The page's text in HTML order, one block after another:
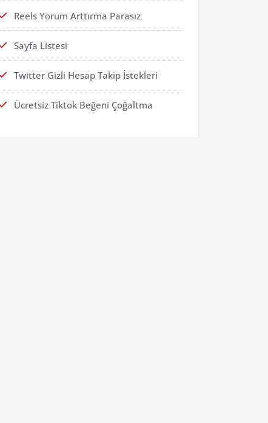
Reels Yorum Arttırma Parasız
Sayfa Listesi
Twitter Gizli Hesap Takip İstekleri
Ücretsiz Tiktok Beğeni Çoğaltma